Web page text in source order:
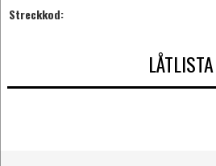
Streckkod:
LÅTLISTA